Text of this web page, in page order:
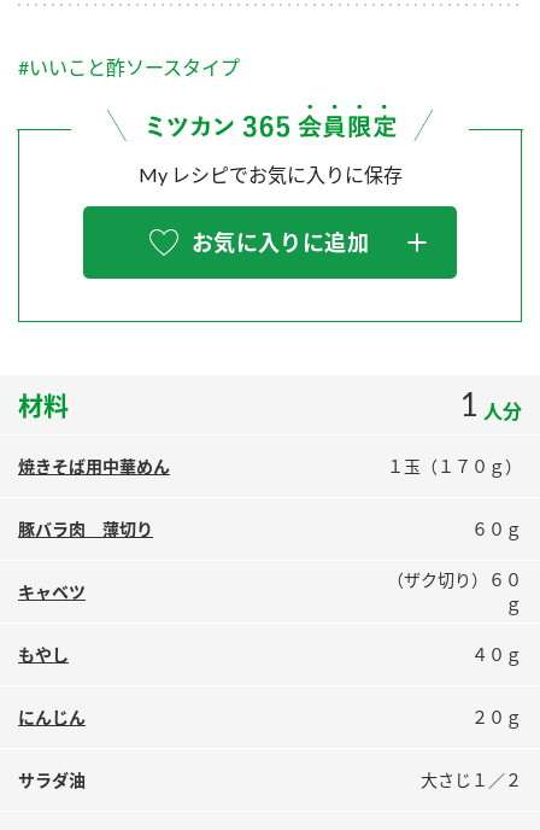
炊き込みご飯の素 米飯用調味液
Fibee
納豆のサイト
三ツ判山吹
スペシャルサイト
お酢を知ろう！
すしラボ
納豆の豆知識
ロングセラー商品 ＋ おすすめレシピ
お客様相談センター
お客様の声をいかしました
販売終了製品のご案内
よくあるご質問
ミツカン公式通販
#いいこと酢ソースタイプ
My レシピでお気に入りに保存
お気に入りに追加
材料 1 人分
焼きそば用中華めん １玉（１７０ｇ）
豚バラ肉 薄切り ６０ｇ
キャベツ
（ザク切り）６０
ｇ
もやし ４０ｇ
にんじん ２０ｇ
サラダ油 大さじ１／２